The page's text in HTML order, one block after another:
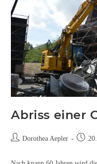
Abriss einer
Dorothea Aepler